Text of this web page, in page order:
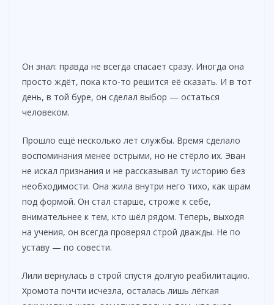
Он знал: правда не всегда спасает сразу. Иногда она
просто ждёт, пока кто-то решится её сказать. И в тот
день, в той буре, он сделал выбор — остаться
человеком.
Прошло ещё несколько лет службы. Время сделало
воспоминания менее острыми, но не стёрло их. Эван
не искал признания и не рассказывал ту историю без
необходимости. Она жила внутри него тихо, как шрам
под формой. Он стал старше, строже к себе,
внимательнее к тем, кто шёл рядом. Теперь, выходя
на учения, он всегда проверял строй дважды. Не по
уставу — по совести.
Лили вернулась в строй спустя долгую реабилитацию.
Хромота почти исчезла, осталась лишь лёгкая